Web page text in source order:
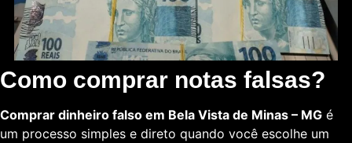
Como comprar notas falsas?
Comprar dinheiro falso em Bela Vista de Minas – MG é
um processo simples e direto quando você escolhe um